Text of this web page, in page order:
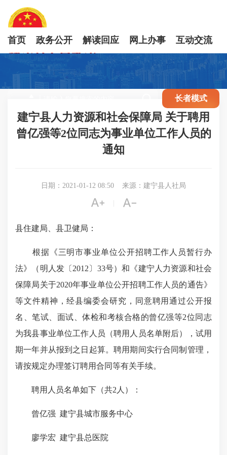
首页 政务公开 解读回应 网上办事 互动交流
长者模式
建宁县人力资源和社会保障局 关于聘用
曾亿强等2位同志为事业单位工作人员的
通知
日期：2021-01-12 08:50 来源：建宁县人社局
 
县住建局、县卫健局：
根据《三明市事业单位公开招聘工作人员暂行办
法》（明人发〔2012〕33号）和《建宁人力资源和社会
保障局关于2020年事业单位公开招聘工作人员的通告》
等文件精神，经县编委会研究，同意聘用通过公开报
名、笔试、面试、体检和考核合格的曾亿强等2位同志
为我县事业单位工作人员（聘用人员名单附后），试用
期一年并从报到之日起算。聘用期间实行合同制管理，
请按规定办理签订聘用合同等有关手续。
聘用人员名单如下（共2人）：
曾亿强 建宁县城市服务中心
廖学宏 建宁县总医院